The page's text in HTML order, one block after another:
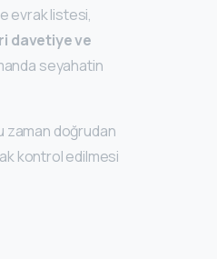
evrak listesi,
davetiye ve
seyahatin
zaman doğrudan
kontrol edilmesi